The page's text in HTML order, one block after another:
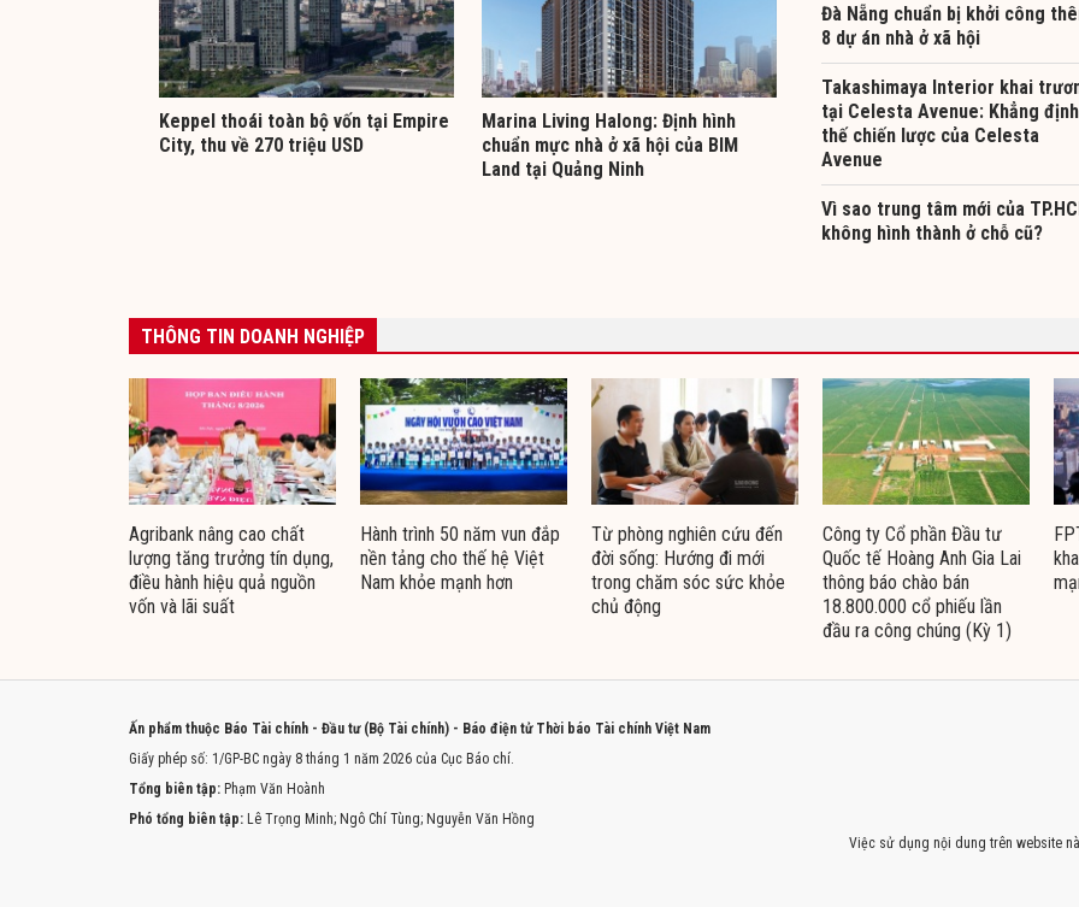
Keppel thoái toàn bộ vốn tại Empire
City, thu về 270 triệu USD
Marina Living Halong: Định hình
chuẩn mực nhà ở xã hội của BIM
Land tại Quảng Ninh
Đà Nẵng chuẩn bị khởi công
8 dự án nhà ở xã hội
Takashimaya Interior khai
tại Celesta Avenue: Khẳng
thế chiến lược của Celesta
Avenue
Vì sao trung tâm mới của
không hình thành ở chỗ cũ?
THÔNG TIN DOANH NGHIỆP
Agribank nâng cao chất
lượng tăng trưởng tín dụng,
điều hành hiệu quả nguồn
vốn và lãi suất
Hành trình 50 năm vun đắp
nền tảng cho thế hệ Việt
Nam khỏe mạnh hơn
Từ phòng nghiên cứu đến
đời sống: Hướng đi mới
trong chăm sóc sức khỏe
chủ động
Công ty Cổ phần Đầu tư
Quốc tế Hoàng Anh Gia Lai
thông báo chào bán
18.800.000 cổ phiếu lần
đầu ra công chúng (Kỳ 1)
Ấn phẩm thuộc Báo Tài chính - Đầu tư (Bộ Tài chính) - Báo điện tử Thời báo Tài chính Việt Nam
Giấy phép số: 1/GP-BC ngày 8 tháng 1 năm 2026 của Cục Báo chí.
Tổng biên tập: Phạm Văn Hoành
Phó tổng biên tập: Lê Trọng Minh; Ngô Chí Tùng; Nguyễn Văn Hồng
Việc sử dụng nội dung trên website